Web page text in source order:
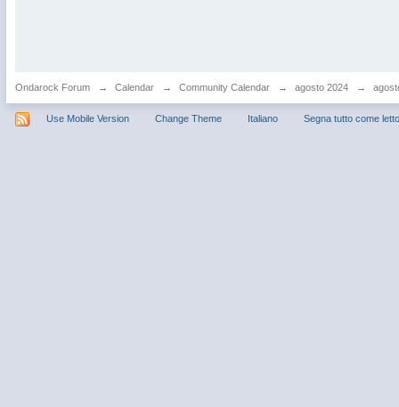
Ondarock Forum → Calendar → Community Calendar → agosto 2024 →
Use Mobile Version Change Theme Italiano Segna tutto come letto